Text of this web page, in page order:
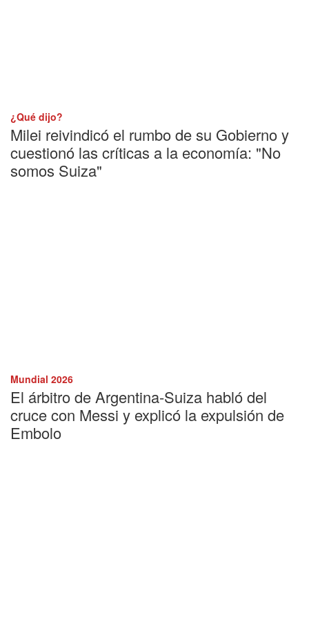
¿Qué dijo?
Milei reivindicó el rumbo de su Gobierno y
cuestionó las críticas a la economía: "No
somos Suiza"
Mundial 2026
El árbitro de Argentina-Suiza habló del
cruce con Messi y explicó la expulsión de
Embolo